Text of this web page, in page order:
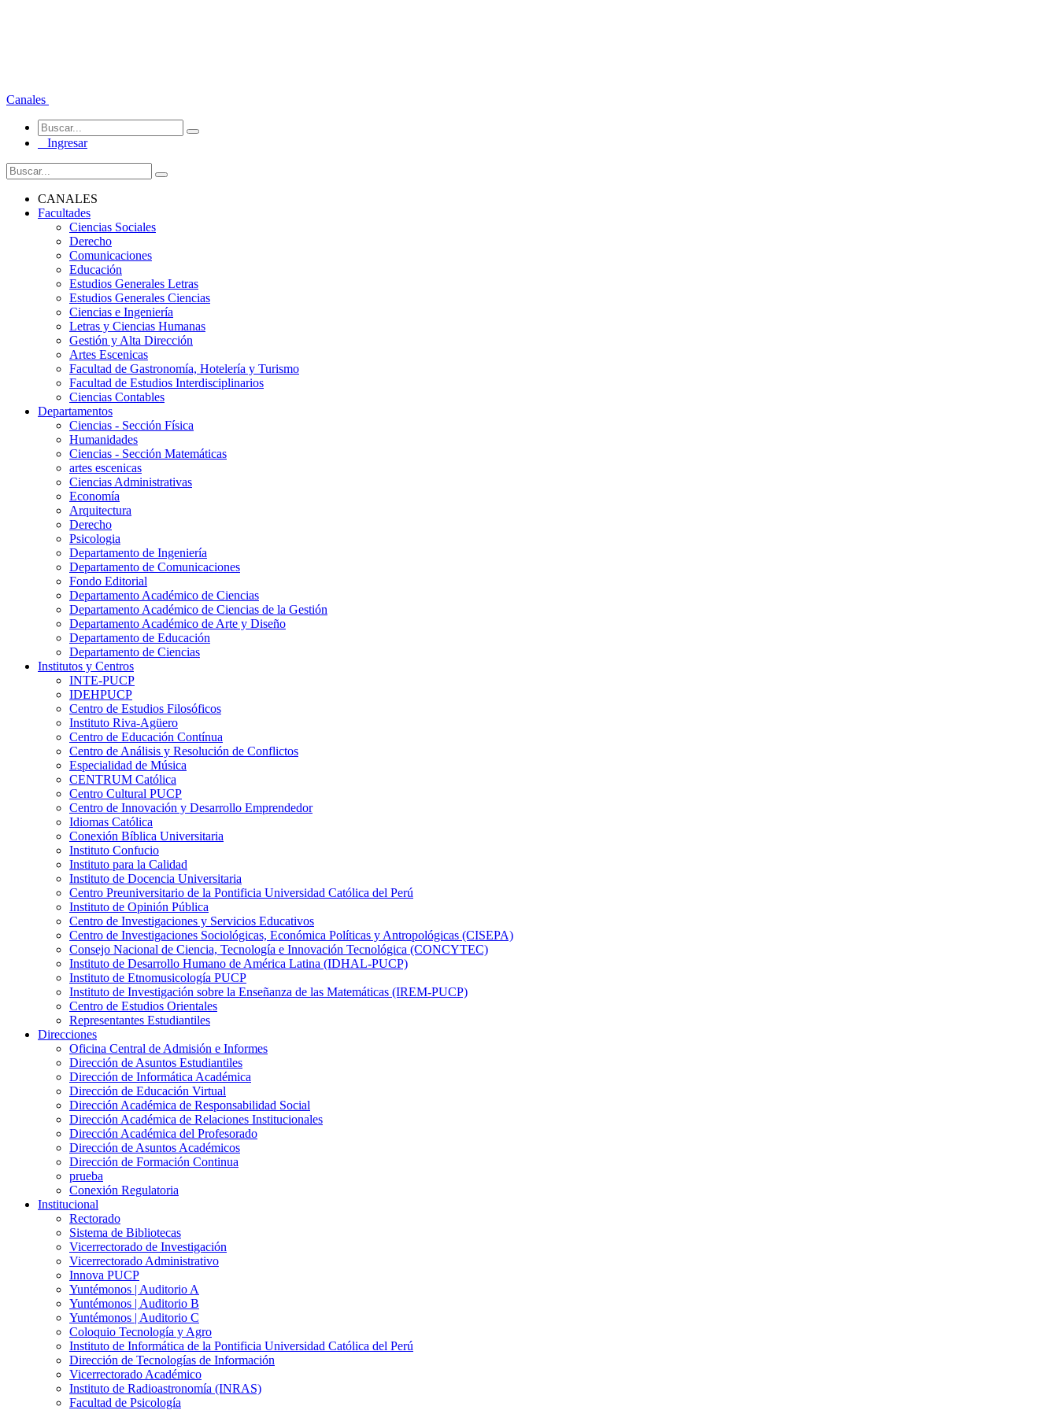
Canales
Ingresar
CANALES
Facultades
Ciencias Sociales
Derecho
Comunicaciones
Educación
Estudios Generales Letras
Estudios Generales Ciencias
Ciencias e Ingeniería
Letras y Ciencias Humanas
Gestión y Alta Dirección
Artes Escenicas
Facultad de Gastronomía, Hotelería y Turismo
Facultad de Estudios Interdisciplinarios
Ciencias Contables
Departamentos
Ciencias - Sección Física
Humanidades
Ciencias - Sección Matemáticas
artes escenicas
Ciencias Administrativas
Economía
Arquitectura
Derecho
Psicologia
Departamento de Ingeniería
Departamento de Comunicaciones
Fondo Editorial
Departamento Académico de Ciencias
Departamento Académico de Ciencias de la Gestión
Departamento Académico de Arte y Diseño
Departamento de Educación
Departamento de Ciencias
Institutos y Centros
INTE-PUCP
IDEHPUCP
Centro de Estudios Filosóficos
Instituto Riva-Agüero
Centro de Educación Contínua
Centro de Análisis y Resolución de Conflictos
Especialidad de Música
CENTRUM Católica
Centro Cultural PUCP
Centro de Innovación y Desarrollo Emprendedor
Idiomas Católica
Conexión Bíblica Universitaria
Instituto Confucio
Instituto para la Calidad
Instituto de Docencia Universitaria
Centro Preuniversitario de la Pontificia Universidad Católica del Perú
Instituto de Opinión Pública
Centro de Investigaciones y Servicios Educativos
Centro de Investigaciones Sociológicas, Económica Políticas y Antropológicas (CISEPA)
Consejo Nacional de Ciencia, Tecnología e Innovación Tecnológica (CONCYTEC)
Instituto de Desarrollo Humano de América Latina (IDHAL-PUCP)
Instituto de Etnomusicología PUCP
Instituto de Investigación sobre la Enseñanza de las Matemáticas (IREM-PUCP)
Centro de Estudios Orientales
Representantes Estudiantiles
Direcciones
Oficina Central de Admisión e Informes
Dirección de Asuntos Estudiantiles
Dirección de Informática Académica
Dirección de Educación Virtual
Dirección Académica de Responsabilidad Social
Dirección Académica de Relaciones Institucionales
Dirección Académica del Profesorado
Dirección de Asuntos Académicos
Dirección de Formación Continua
prueba
Conexión Regulatoria
Institucional
Rectorado
Sistema de Bibliotecas
Vicerrectorado de Investigación
Vicerrectorado Administrativo
Innova PUCP
Yuntémonos | Auditorio A
Yuntémonos | Auditorio B
Yuntémonos | Auditorio C
Coloquio Tecnología y Agro
Instituto de Informática de la Pontificia Universidad Católica del Perú
Dirección de Tecnologías de Información
Vicerrectorado Académico
Instituto de Radioastronomía (INRAS)
Facultad de Psicología